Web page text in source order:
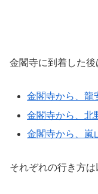
金閣寺に到着した後
金閣寺から、龍
金閣寺から、北
金閣寺から、嵐
それぞれの行き方は